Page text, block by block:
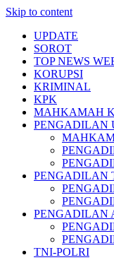
Skip to content
UPDATE
SOROT
TOP NEWS
KORUPSI
KRIMINAL
KPK
MAHKAMAH
PENGADILAN
PENGADILAN
PENGADILAN
TNI-POLRI